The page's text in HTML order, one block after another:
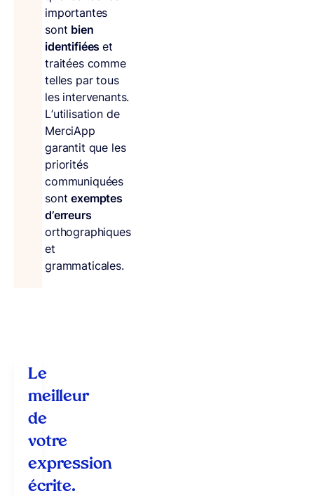
importantes
sont bien
identifiéeset
traitées comme
telles par tous
les intervenants.
L’utilisation de
MerciApp
garantit que les
priorités
communiquées
sontexemptes
d’erreurs
orthographiques
et
grammaticales.
Le
meilleur
de
votre
expression
écrite.